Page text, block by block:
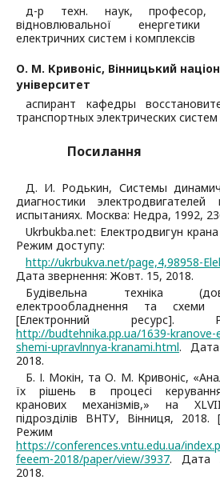
д-р техн. наук, професор,
відновлювальної
електричних систем і комплексів
О. М. Кривоніс, Вінницький
університет
аспирант кафедры
транспортных электрических
Посилання
Д. И. Родькин, Системы
диагностики
испытаниях. Москва: Недра, 1992,
Ukrbukba.net: Електродвигун
Режим доступу:
http://ukrbukva.net/page,4,98958-
Дата звернення: Жовт. 15, 2018.
Будівельна техніка
електрообладнення та схеми
[Електронний ресурс].
http://budtehnika.pp.ua/1639-
shemi-upravlnnya-kranami.html. Дата
2018.
Б. І. Мокін, та О. М. Кривоніс,
їх рішень в процесі
кранових механізмів,» на
підрозділів ВНТУ, Вінниця, 2018.
Режим
https://conferences.vntu.edu.ua/
feeem-2018/paper/view/3937. Дата
2018.